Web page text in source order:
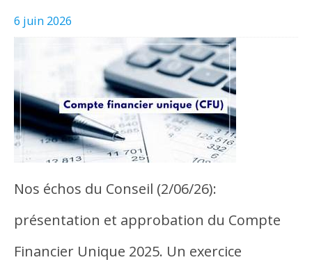
6 juin 2026
Nos échos du Conseil (2/06/26):
présentation et approbation du Compte
Financier Unique 2025. Un exercice